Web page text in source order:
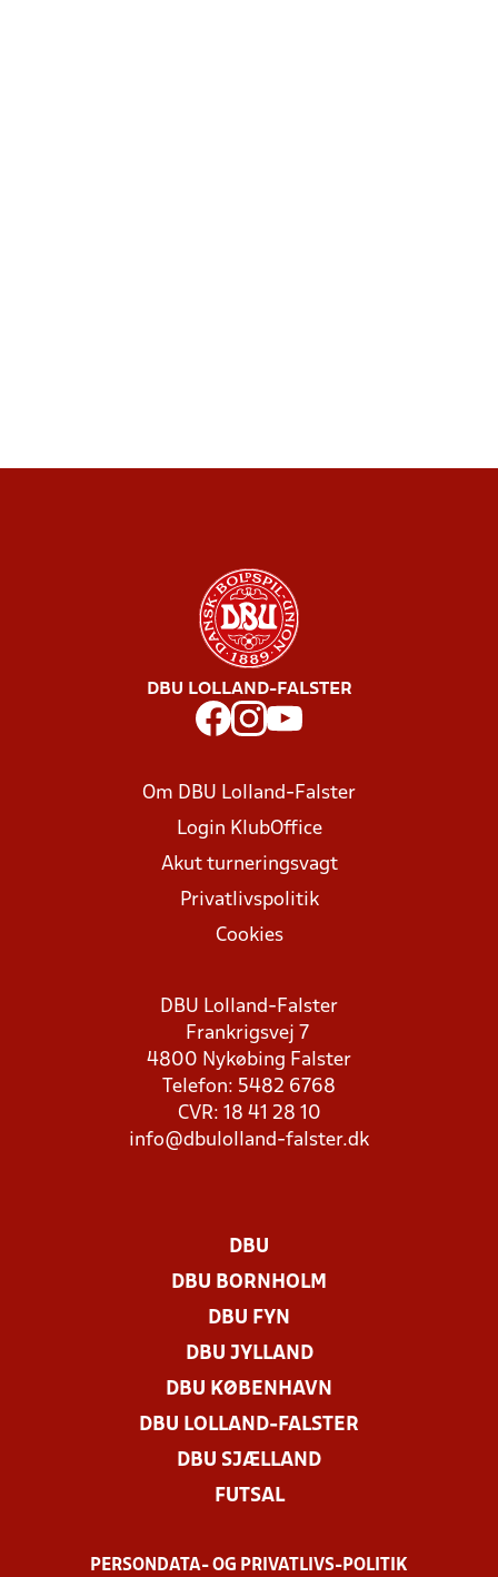
DBU LOLLAND-FALSTER
Om DBU Lolland-Falster
Login KlubOffice
Akut turneringsvagt
Privatlivspolitik
Cookies
DBU Lolland-Falster
Frankrigsvej 7
4800 Nykøbing Falster
Telefon: 5482 6768
CVR: 18 41 28 10
info@dbulolland-falster.dk
DBU
DBU BORNHOLM
DBU FYN
DBU JYLLAND
DBU KØBENHAVN
DBU LOLLAND-FALSTER
DBU SJÆLLAND
FUTSAL
PERSONDATA- OG PRIVATLIVS-POLITIK